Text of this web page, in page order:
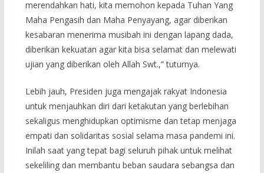
merendahkan hati, kita memohon kepada Tuhan Yang
Maha Pengasih dan Maha Penyayang, agar diberikan
kesabaran menerima musibah ini dengan lapang dada,
diberikan kekuatan agar kita bisa selamat dan melewati
ujian yang diberikan oleh Allah Swt.,” tuturnya.
Lebih jauh, Presiden juga mengajak rakyat Indonesia
untuk menjauhkan diri dari ketakutan yang berlebihan
sekaligus menghidupkan optimisme dan tetap menjaga
empati dan solidaritas sosial selama masa pandemi ini.
Inilah saat yang tepat bagi seluruh pihak untuk melihat
sekeliling dan membantu beban saudara sebangsa dan